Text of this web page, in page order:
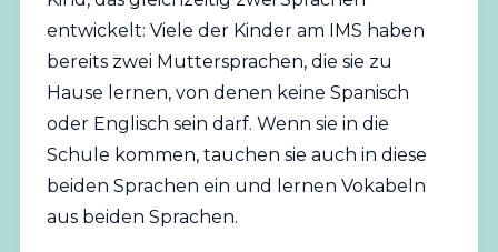
entwickelt: Viele der Kinder am IMS haben
bereits zwei Muttersprachen, die sie zu
Hause lernen, von denen keine Spanisch
oder Englisch sein darf. Wenn sie in die
Schule kommen, tauchen sie auch in diese
beiden Sprachen ein und lernen Vokabeln
aus beiden Sprachen.